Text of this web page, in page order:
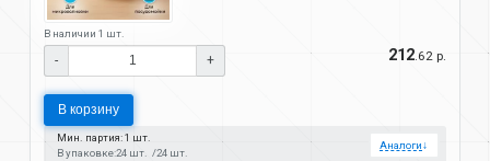
В наличии 1 шт.
- + 212.62 р.
В корзину
Мин. партия: 1 шт.
В упаковке:24 шт. 24 шт.
Аналоги↓